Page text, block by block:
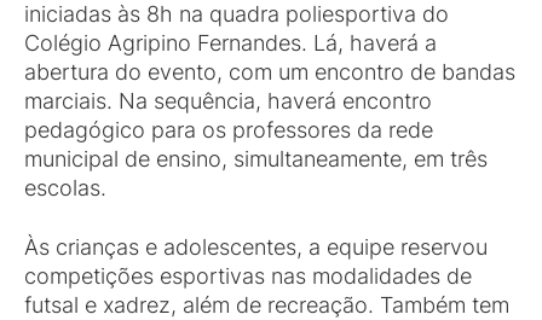
iniciadas às 8h na quadra poliesportiva do
Colégio Agripino Fernandes. Lá, haverá a
abertura do evento, com um encontro de bandas
marciais. Na sequência, haverá encontro
pedagógico para os professores da rede
municipal de ensino, simultaneamente, em três
escolas.
Às crianças e adolescentes, a equipe reservou
competições esportivas nas modalidades de
futsal e xadrez, além de recreação. Também tem